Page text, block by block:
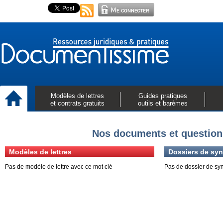
Modèles de lettres
et contrats gratuits
Guides pratiques
outils et barèmes
Nos documents et
Modèles de lettres
Pas de modèle de lettre avec ce mot clé
Dossiers de
Pas de dossier de